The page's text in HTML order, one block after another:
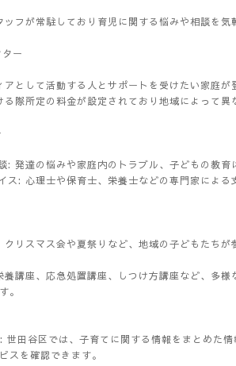
が常駐しており育児に関する悩みや相談を気
ー
して活動する人とサポートを受けたい家庭が
所定の料金が設定されており地域によって異
達の悩みや家庭内のトラブル、子どもの教育
心理士や保育士、栄養士などの専門家による
スマス会や夏祭りなど、地域の子どもたちが
座、応急処置講座、しつけ方講座など、多様
。
田谷区では、子育てに関する情報をまとめた情
スを確認できます。